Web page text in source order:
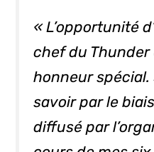
« L’opportunité
chef du
honneur
savoir par le
diffusé par